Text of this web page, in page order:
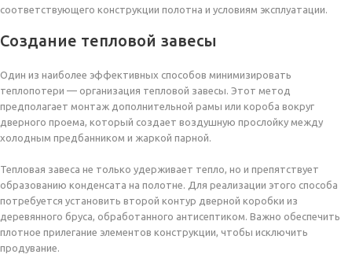
соответствующего конструкции полотна и условиям эксплуатации.
Создание тепловой завесы
Один из наиболее эффективных способов минимизировать
теплопотери — организация тепловой завесы. Этот метод
предполагает монтаж дополнительной рамы или короба вокруг
дверного проема, который создает воздушную прослойку между
холодным предбанником и жаркой парной.
Тепловая завеса не только удерживает тепло, но и препятствует
образованию конденсата на полотне. Для реализации этого способа
потребуется установить второй контур дверной коробки из
деревянного бруса, обработанного антисептиком. Важно обеспечить
плотное прилегание элементов конструкции, чтобы исключить
продувание.